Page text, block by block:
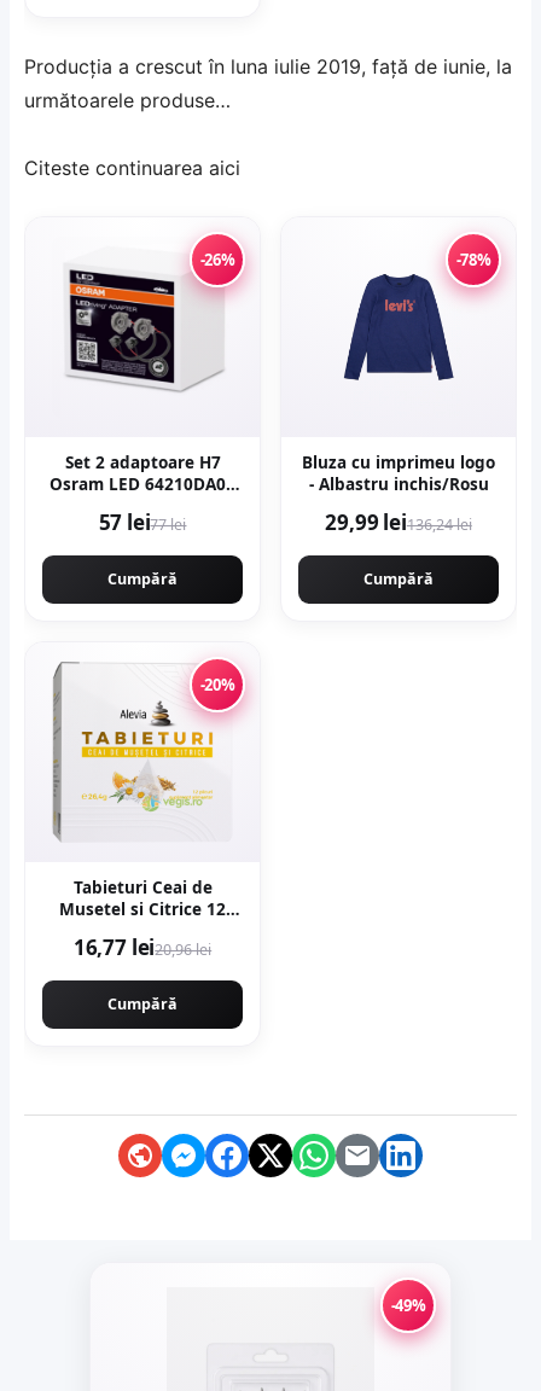
Producţia a crescut în luna iulie 2019, faţă de iunie, la
următoarele produse…
Citeste continuarea aici
-26%
Set 2 adaptoare H7
Osram LED 64210DA08
57 lei77 lei
Cumpără
-78%
Bluza cu imprimeu logo
- Albastru inchis/Rosu
29,99 lei136,24 lei
Cumpără
-20%
Tabieturi Ceai de
Musetel si Citrice 12
16,77 lei20,96 lei
Cumpără
-49%